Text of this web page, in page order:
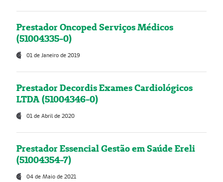
Prestador Oncoped Serviços Médicos
(51004335-0)
01 de Janeiro de 2019
Prestador Decordis Exames Cardiológicos
LTDA (51004346-0)
01 de Abril de 2020
Prestador Essencial Gestão em Saúde Ereli
(51004354-7)
04 de Maio de 2021